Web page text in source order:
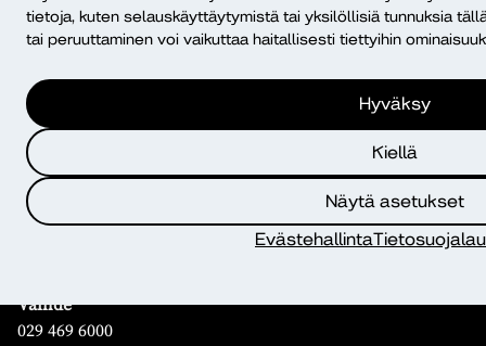
tietoja, kuten selauskäyttäytymistä tai yksilöllisiä tunnuksia
tai peruuttaminen voi vaikuttaa haitallisesti tiettyihin
Hyväksy
Kiellä
Näytä asetukset
Evästehallinta
Yhteystiedot
Diakonia–ammattikorkeakoulu
PL 12, 00511 Helsinki
Yhteystiedot
Kampusten yhteystiedot
Vaihde
029 469 6000